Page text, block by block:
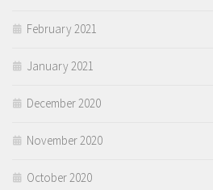
February 2021
January 2021
December 2020
November 2020
October 2020